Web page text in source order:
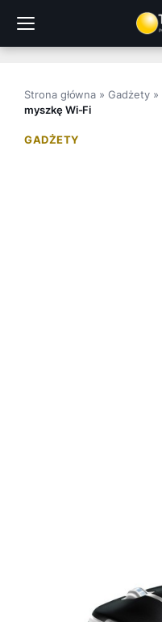
treści
Strona główna »Gadżety»
myszkę Wi-Fi
GADŻETY